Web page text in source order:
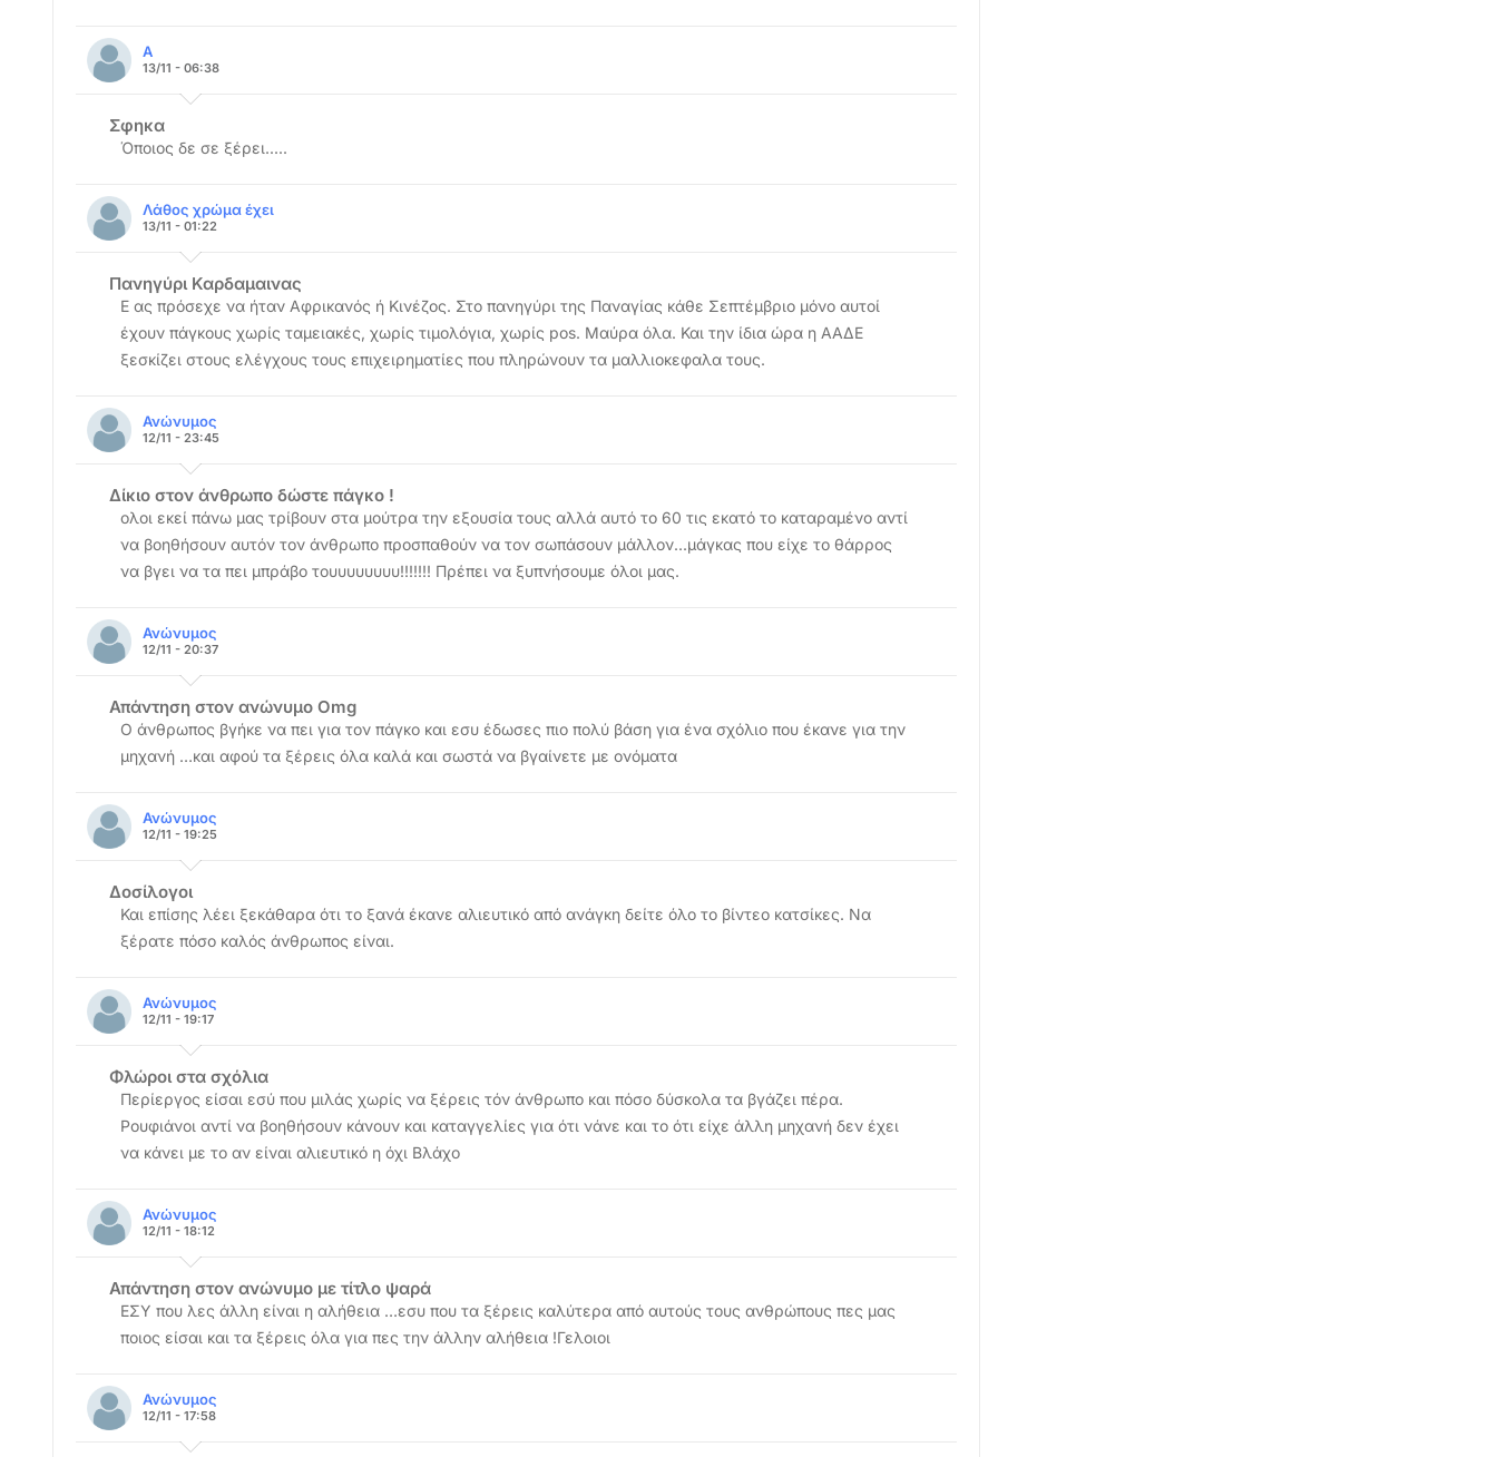
Α
13/11 - 06:38
Σφηκα
Όποιος δε σε ξέρει.....
Λάθος χρώμα έχει
13/11 - 01:22
Πανηγύρι Καρδαμαινας
Ε ας πρόσεχε να ήταν Αφρικανός ή Κινέζος. Στο πανηγύρι της Παναγίας κάθε Σεπτέμβριο μόνο αυτοί
έχουν πάγκους χωρίς ταμειακές, χωρίς τιμολόγια, χωρίς pos. Μαύρα όλα. Και την ίδια ώρα η ΑΑΔΕ
ξεσκίζει στους ελέγχους τους επιχειρηματίες που πληρώνουν τα μαλλιοκεφαλα τους.
Ανώνυμος
12/11 - 23:45
Δίκιο στον άνθρωπο δώστε πάγκο !
ολοι εκεί πάνω μας τρίβουν στα μούτρα την εξουσία τους αλλά αυτό το 60 τις εκατό το καταραμένο αντί
να βοηθήσουν αυτόν τον άνθρωπο προσπαθούν να τον σωπάσουν μάλλον...μάγκας που είχε το θάρρος
να βγει να τα πει μπράβο τουυυυυυυυ!!!!!!! Πρέπει να ξυπνήσουμε όλοι μας.
Ανώνυμος
12/11 - 20:37
Απάντηση στον ανώνυμο Omg
Ο άνθρωπος βγήκε να πει για τον πάγκο και εσυ έδωσες πιο πολύ βάση για ένα σχόλιο που έκανε για την
μηχανή …και αφού τα ξέρεις όλα καλά και σωστά να βγαίνετε με ονόματα
Ανώνυμος
12/11 - 19:25
Δοσίλογοι
Και επίσης λέει ξεκάθαρα ότι το ξανά έκανε αλιευτικό από ανάγκη δείτε όλο το βίντεο κατσίκες. Να
ξέρατε πόσο καλός άνθρωπος είναι.
Ανώνυμος
12/11 - 19:17
Φλώροι στα σχόλια
Περίεργος είσαι εσύ που μιλάς χωρίς να ξέρεις τόν άνθρωπο και πόσο δύσκολα τα βγάζει πέρα.
Ρουφιάνοι αντί να βοηθήσουν κάνουν και καταγγελίες για ότι νάνε και το ότι είχε άλλη μηχανή δεν έχει
να κάνει με το αν είναι αλιευτικό η όχι Βλάχο
Ανώνυμος
12/11 - 18:12
Απάντηση στον ανώνυμο με τίτλο ψαρά
ΕΣΥ που λες άλλη είναι η αλήθεια …εσυ που τα ξέρεις καλύτερα από αυτούς τους ανθρώπους πες μας
ποιος είσαι και τα ξέρεις όλα για πες την άλλην αλήθεια !Γελοιοι
Ανώνυμος
12/11 - 17:58